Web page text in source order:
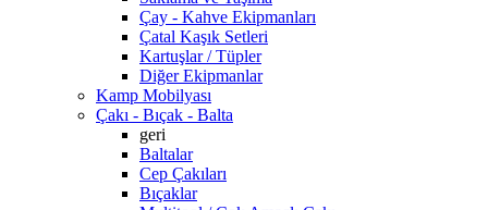
Çay - Kahve Ekipmanları
Çatal Kaşık Setleri
Kartuşlar / Tüpler
Diğer Ekipmanlar
Kamp Mobilyası
Çakı - Bıçak - Balta
geri
Baltalar
Cep Çakıları
Bıçaklar